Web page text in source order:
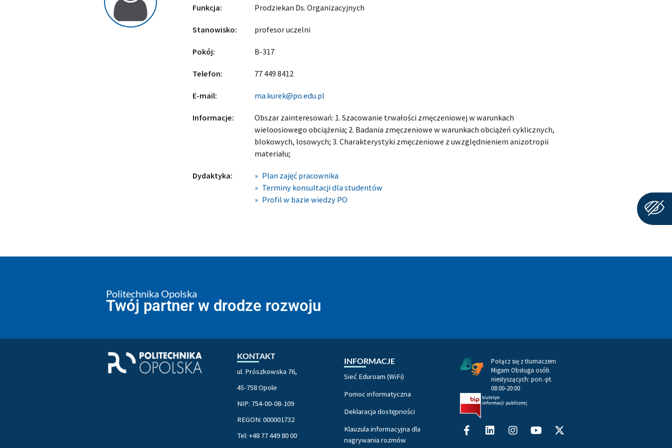
Funkcja: Prodziekan Ds. Organizacyjnych
Stanowisko: profesor uczelni
Pokój: B-317
Telefon: 77 449 8412
E-mail: ma.kurek@po.edu.pl
Informacje:
Obszar zainteresowań: 1. Szacowanie trwałości zmęczeniowej w warunkach
wieloosiowego obciążenia; 2. Badania zmęczeniowe w warunkach obciążeń cyklicznych,
blokowych, losowych; 3. Charakterystyki zmęczeniowe z uwzględnieniem anizotropii
materiału;
Dydaktyka:
Plan zajęć pracownika
Terminy konsultacji dla studentów
Profil w bazie wiedzy PO
Politechnika Opolska
Twój partner w drodze rozwoju
KONTAKT
ul. Prószkowska 76,
45-758 Opole
NIP: 754-00-08-109
REGON: 000001732
Tel: +48 77 449 80 00
INFORMACJE
Sieć Eduroam (WiFi)
Pomoc informatyczna
Deklaracja dostępności
Klauzula informacyjna dla
nagrywania rozmów
Połącz się z tłumaczem
Migam Obsługa osób
niesłyszących: pon.-pt.
08:00-20:00
Facebook-
f
LinkedinInstagram
twitter